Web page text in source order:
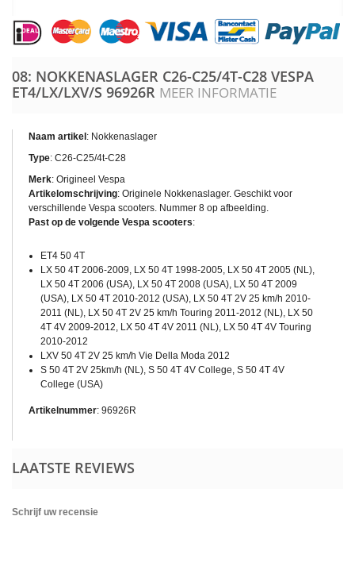
08: NOKKENASLAGER C26-C25/4T-C28 VESPA
ET4/LX/LXV/S 96926R MEER INFORMATIE
Naam artikel : Nokkenaslager
Type: C26-C25/4t-C28
Merk: Origineel Vespa
Artikelomschrijving: Originele Nokkenaslager. Geschikt voor
verschillende Vespa scooters. Nummer 8 op afbeelding.
Past op de volgende Vespa scooters:
ET4 50 4T
LX 50 4T 2006-2009, LX 50 4T 1998-2005, LX 50 4T 2005 (NL),
LX 50 4T 2006 (USA), LX 50 4T 2008 (USA), LX 50 4T 2009
(USA), LX 50 4T 2010-2012 (USA), LX 50 4T 2V 25 km/h 2010-
2011 (NL), LX 50 4T 2V 25 km/h Touring 2011-2012 (NL), LX 50
4T 4V 2009-2012, LX 50 4T 4V 2011 (NL), LX 50 4T 4V Touring
2010-2012
LXV 50 4T 2V 25 km/h Vie Della Moda 2012
S 50 4T 2V 25km/h (NL), S 50 4T 4V College, S 50 4T 4V
College (USA)
Artikelnummer: 96926R
LAATSTE REVIEWS
Schrijf uw recensie